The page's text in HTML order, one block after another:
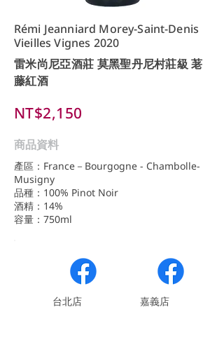
Rémi Jeanniard Morey-Saint-Denis
Vieilles Vignes 2020
雷米尚尼亞酒莊 莫黑聖丹尼村莊級 荖
藤紅酒
NT$2,150
商品資料
產區：France－Bourgogne - Chambolle-
Musigny
品種：100% Pinot Noir
酒精：14%
容量：750ml
​台北店 嘉義店